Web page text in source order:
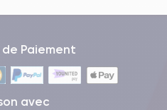
Paiement
avec